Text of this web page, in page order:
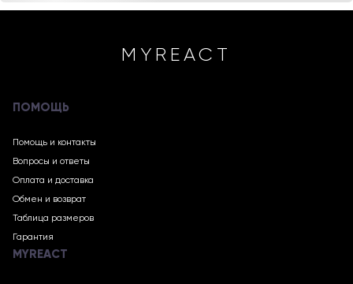
MYREACT
ПОМОЩЬ
Помощь и контакты
Вопросы и ответы
Оплата и доставка
Обмен и возврат
Таблица размеров
Гарантия
MYREACT